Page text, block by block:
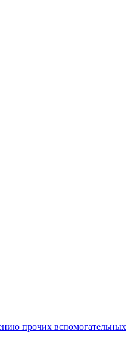
прочих вспомогательных